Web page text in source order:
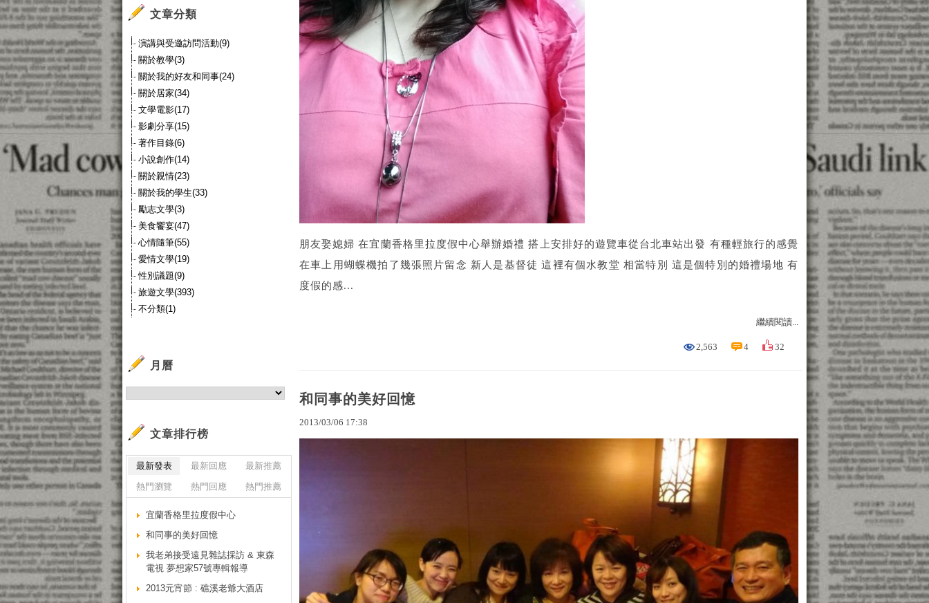
朋友娶媳婦 在宜蘭香格里拉度假中心舉辦婚禮 搭上安排好的遊覽車從台北車站出發 有種輕旅行的感覺
在車上用蝴蝶機拍了幾張照片留念 新人是基督徒 這裡有個水教堂 相當特別 這是個特別的婚禮場地 有
度假的感...
繼續閱讀...
2,563 4 32
和同事的美好回憶
2013/03/06 17:38
文章分類
演講與受邀訪問活動(9)
關於教學(3)
關於我的好友和同事(24)
關於居家(34)
文學電影(17)
影劇分享(15)
著作目錄(6)
小說創作(14)
關於親情(23)
關於我的學生(33)
勵志文學(3)
美食饗宴(47)
心情隨筆(55)
愛情文學(19)
性別議題(9)
旅遊文學(393)
不分類(1)
月曆
文章排行榜
最新發表 最新回應
最新推薦
熱門瀏覽
熱門回應 熱門推薦
宜蘭香格里拉度假中心
和同事的美好回憶
我老弟接受遠見雜誌採訪 & 東森
電視 夢想家57號專輯報導
2013元宵節 : 礁溪老爺大酒店